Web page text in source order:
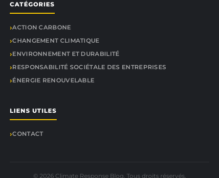
CATÉGORIES
ACTION CARBONE
CHANGEMENT CLIMATIQUE
ENVIRONNEMENT ET DURABILITÉ
RESPONSABILITÉ SOCIÉTALE DES ENTREPRISES
ÉNERGIE RENOUVELABLE
LIENS UTILES
CONTACT
© 2026 Climate Response Blog. Tous droits réservés.